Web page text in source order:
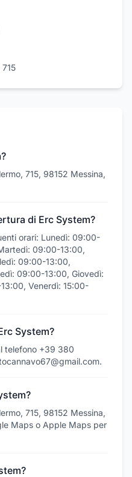
715, 98152 Messina,
di Erc System?
orari: Lunedì: 09:00-
09:00-13:00,
09:00-13:00,
09:00-13:00, Giovedì:
Venerdì: 15:00-
System?
telefono +39 380
715, 98152 Messina,
Maps o Apple Maps per